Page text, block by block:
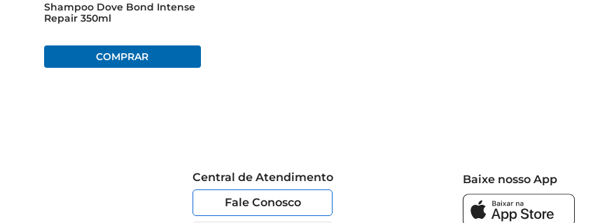
Shampoo Dove Bond Intense
Repair 350ml
Central de Atendimento
Fale Conosco
Baixe nosso App